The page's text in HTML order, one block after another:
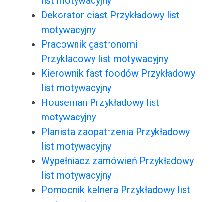
Dekorator ciast Przykładowy list
motywacyjny
Pracownik gastronomii
Przykładowy list motywacyjny
Kierownik fast foodów Przykładowy
list motywacyjny
Houseman Przykładowy list
motywacyjny
Planista zaopatrzenia Przykładowy
list motywacyjny
Wypełniacz zamówień Przykładowy
list motywacyjny
Pomocnik kelnera Przykładowy list